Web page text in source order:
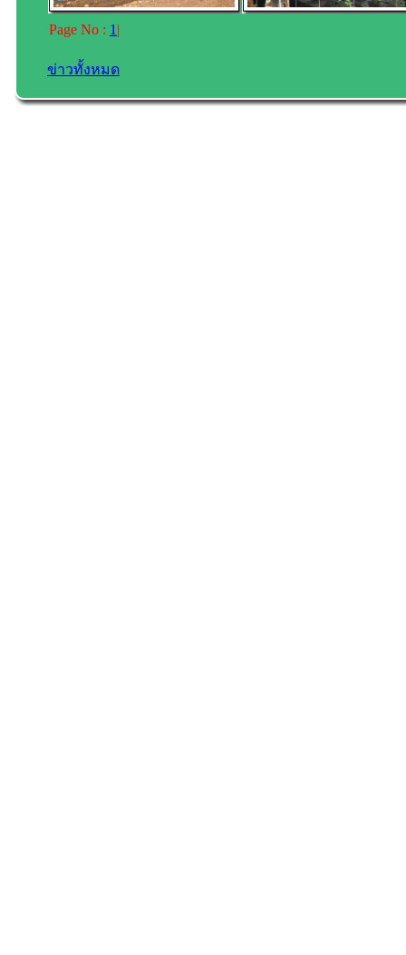
Page No : 1 |
ข่าวทั้งหมด